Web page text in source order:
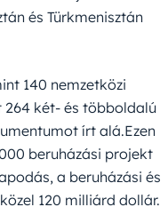
és Türkmenisztán
140 nemzetközi
264 két- és többoldalú
írt alá.Ezen
beruházási projekt
a beruházási és
120 milliárd dollár.